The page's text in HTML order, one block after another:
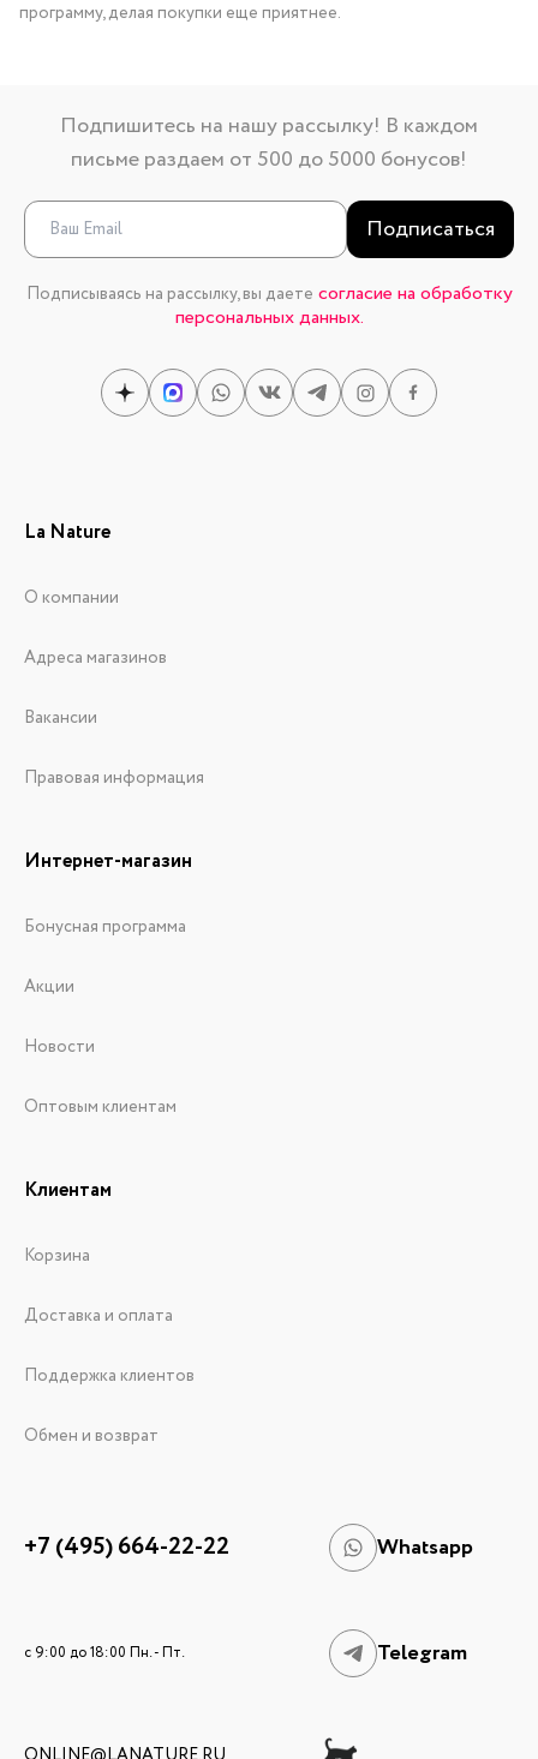
программу, делая покупки еще приятнее.
Подпишитесь на нашу рассылку! В каждом
письме раздаем от 500 до 5000 бонусов!
Подписаться
Подписываясь на рассылку, вы даете согласие на обработку
персональных данных.
La Nature
О компании
Адреса магазинов
Вакансии
Правовая информация
Интернет-магазин
Бонусная программа
Акции
Новости
Оптовым клиентам
Клиентам
Корзина
Доставка и оплата
Поддержка клиентов
Обмен и возврат
+7 (495) 664-22-22 Whatsapp
c 9:00 до 18:00 Пн. - Пт. Telegram